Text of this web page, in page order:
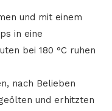
und mit einem
in eine
bei 180 °C ruhen
nach Belieben
und erhitzten